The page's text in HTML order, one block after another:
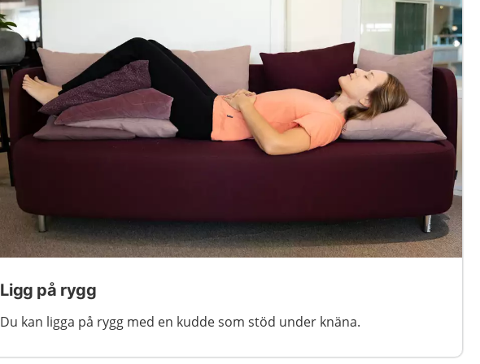
Ligg på rygg
Du kan ligga på rygg med en kudde som stöd under knäna.